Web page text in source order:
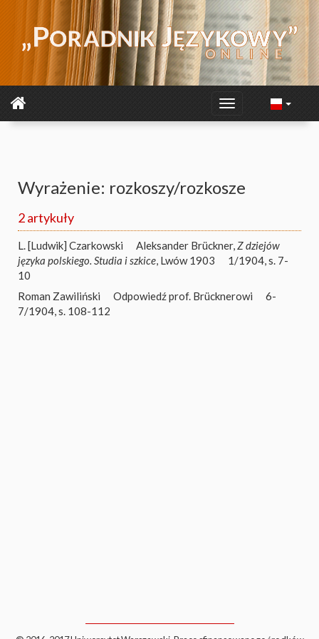
Wyrażenie: rozkoszy/rozkosze
2 artykuły
L. [Ludwik] Czarkowski Aleksander Brückner,Z dziejów
języka polskiego. Studia i szkice, Lwów 1903
1/1904, s. 7-
10
Roman Zawiliński
Odpowiedź prof. Brücknerowi
6-
7/1904, s. 108-112